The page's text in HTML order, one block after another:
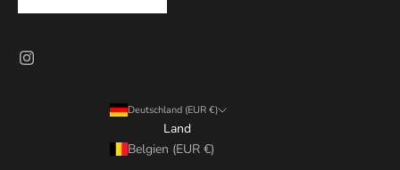
Deutschland (EUR €)
Land
Belgien (EUR €)